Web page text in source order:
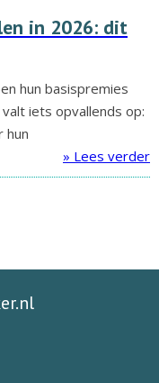
in 2026: dit
hun basispremies
iets opvallends op:
hun
» Lees verder